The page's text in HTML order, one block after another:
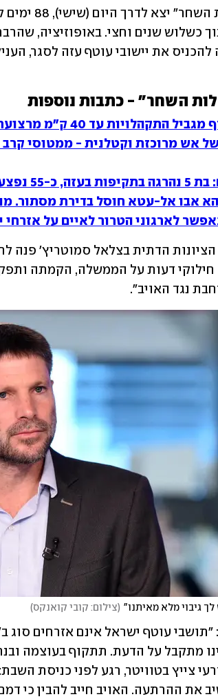
השחר" - כתבות נוספות
עד 40 ק"מ מרצועת עזה: אלו ההנחיות
כ-55 נפצעו
אבו אל-עטא חוסל בדירת מסתור.
לארגוני הטרור לאיים על
נגד האויב".
גיבוי מלא מאיתנו" (צילום: קובי קואנקס)